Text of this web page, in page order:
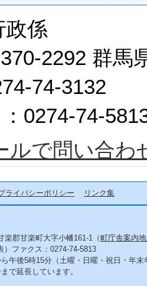
政係
2292 群馬
74-3132
0274-74-
ルで問い合わ
ライバシーポリシー リンク集
楽郡甘楽町大字小幡161-1（町庁舎案内
）ファクス：0274-74-5813
午後5時15分（土曜・日曜・祝日・年末
で延長しています。